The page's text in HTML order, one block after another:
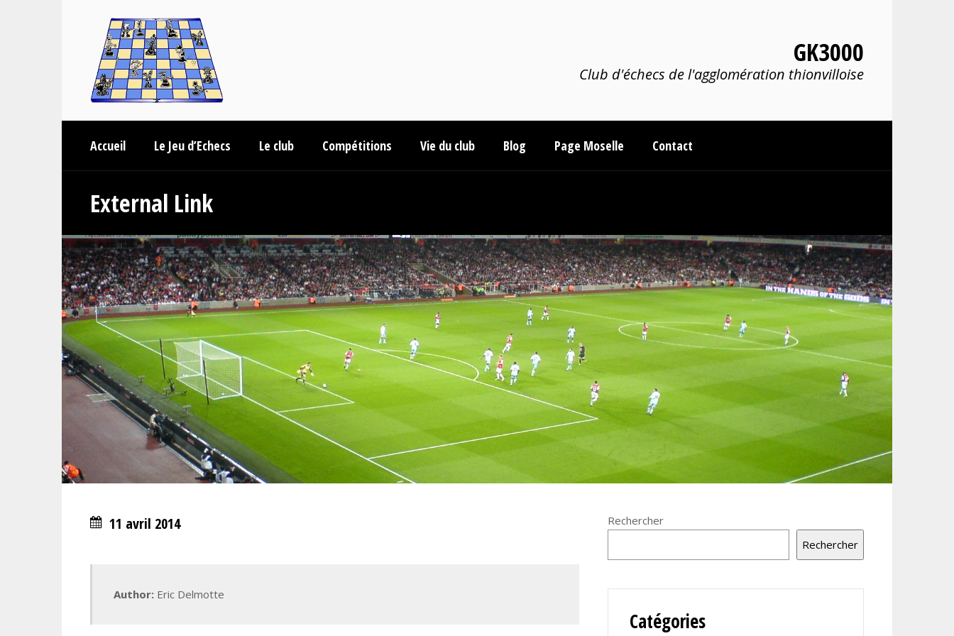
GK3000
Club d'échecs de l'agglomération thionvilloise
Accueil Le Jeu d’Echecs Le club Compétitions Vie du club Blog Page Moselle Contact
External Link
11 avril 2014
Author: Eric Delmotte
Rechercher
Rechercher
Catégories